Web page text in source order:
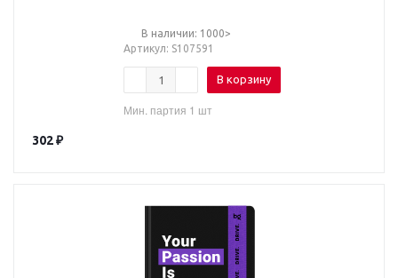
107591
В наличии: 1000>
Артикул: S107591
В корзину
Мин. партия 1 шт
302₽